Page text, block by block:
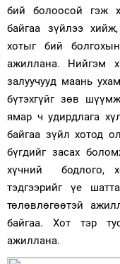
бий болоосой гэж
байгаа зүйлээ
хотыг бий
ажиллана. Нийгэм
залуучууд маань
бүтэхгүйг зөв
ямар ч удирдлага
байгаа зүйл хотод
бүгдийг засах
хүчний бодлого,
тэдгээрийг үе
төлөвлөгөөтэй
байгаа. Хот тэр
ажиллана.